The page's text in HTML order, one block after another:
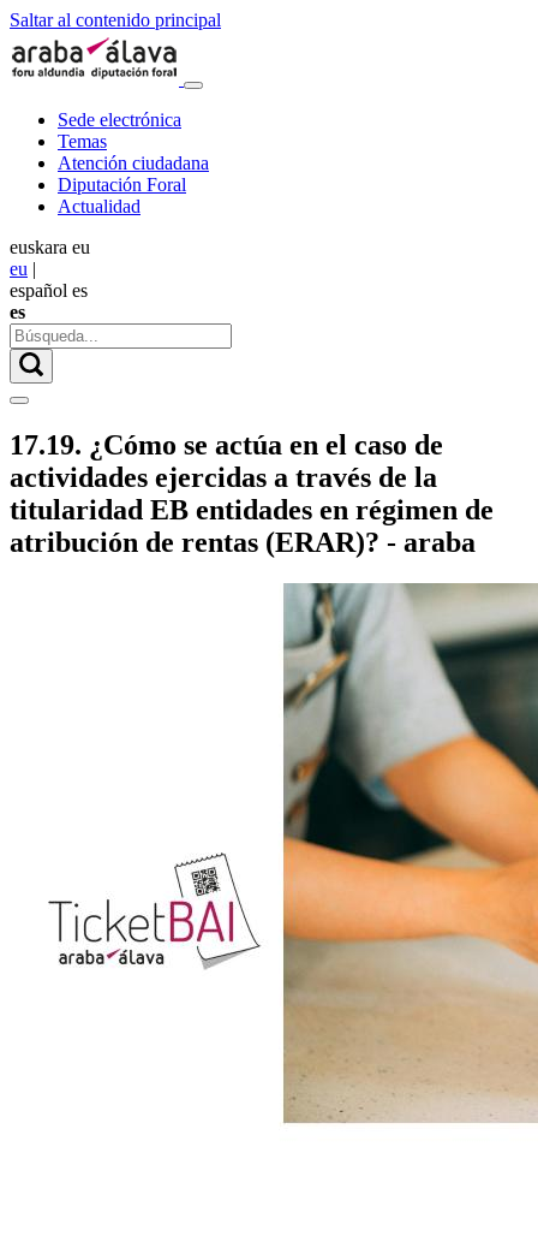
Saltar al contenido principal
Sede electrónica
Temas
Atención ciudadana
Diputación Foral
Actualidad
euskara eu
eu |
español es
es
17.19. ¿Cómo se actúa en el caso de
actividades ejercidas a través de la
titularidad EB entidades en régimen de
atribución de rentas (ERAR)? - araba